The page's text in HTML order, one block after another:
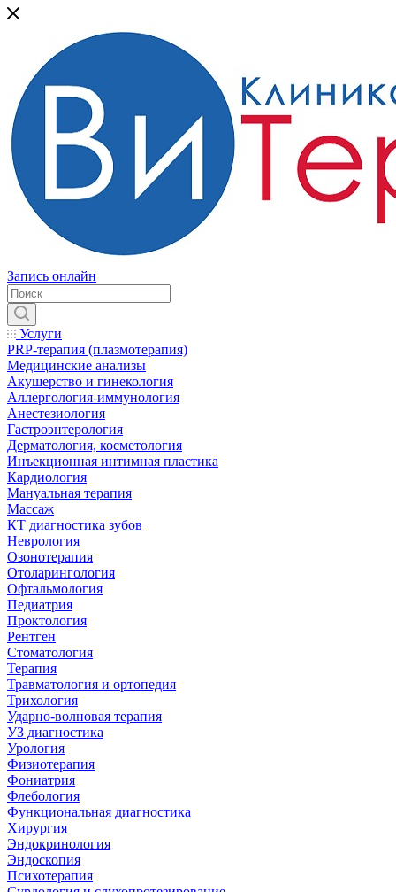
Запись онлайн
Услуги
PRP-терапия (плазмотерапия)
Медицинские анализы
Акушерство и гинекология
Аллергология-иммунология
Анестезиология
Гастроэнтерология
Дерматология, косметология
Инъекционная интимная пластика
Кардиология
Мануальная терапия
Массаж
КТ диагностика зубов
Неврология
Озонотерапия
Отоларингология
Офтальмология
Педиатрия
Проктология
Рентген
Стоматология
Терапия
Травматология и ортопедия
Трихология
Ударно-волновая терапия
УЗ диагностика
Урология
Физиотерапия
Фониатрия
Флебология
Функциональная диагностика
Хирургия
Эндокринология
Эндоскопия
Психотерапия